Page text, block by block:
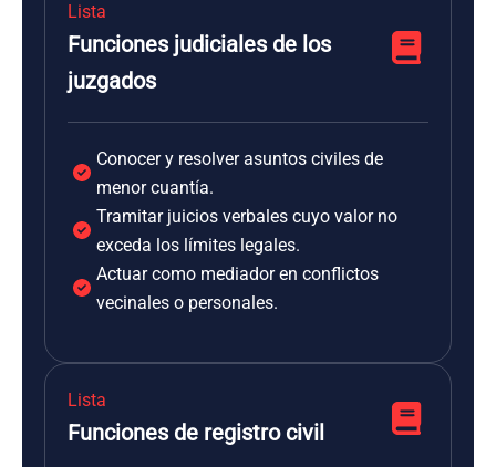
Lista
Funciones judiciales de los
juzgados
Conocer y resolver asuntos civiles de
menor cuantía.
Tramitar juicios verbales cuyo valor no
exceda los límites legales.
Actuar como mediador en conflictos
vecinales o personales.
Lista
Funciones de registro civil